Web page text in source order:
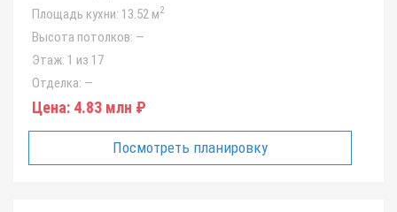
Площадь кухни: 13.52 м2
Высота потолков: —
Этаж: 1 из 17
Отделка: —
Цена: 4.83 млн ₽
Посмотреть планировку